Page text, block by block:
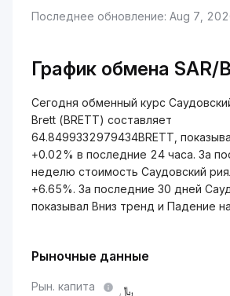
Последнее обновление: Aug 7,
График обмена SAR/
Сегодня обменный курс
Brett (BRETT) составляет
64.8499332979434BRETT,
+0.02% в последние 24 часа. За
неделю стоимость Саудовский
+6.65%. За последние 30 дней
показывал Вниз тренд и Падение
Рыночные данные
Рын. капита